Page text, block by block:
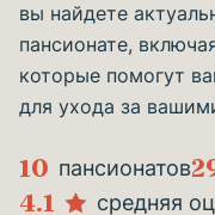
вы найдете
пансионате,
которые помогут
для ухода за
10 пансионатов
4.1 средняя